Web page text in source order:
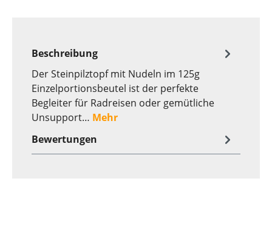
Beschreibung
Der Steinpilztopf mit Nudeln im 125g
Einzelportionsbeutel ist der perfekte
Begleiter für Radreisen oder gemütliche
Unsupport… Mehr
Bewertungen